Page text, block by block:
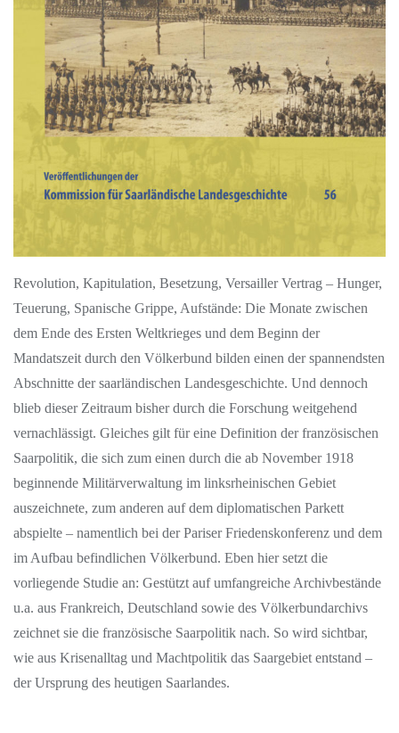
Revolution, Kapitulation, Besetzung, Versailler Vertrag – Hunger,
Teuerung, Spanische Grippe, Aufstände: Die Monate zwischen
dem Ende des Ersten Weltkrieges und dem Beginn der
Mandatszeit durch den Völkerbund bilden einen der spannendsten
Abschnitte der saarländischen Landesgeschichte. Und dennoch
blieb dieser Zeitraum bisher durch die Forschung weitgehend
vernachlässigt. Gleiches gilt für eine Definition der französischen
Saarpolitik, die sich zum einen durch die ab November 1918
beginnende Militärverwaltung im linksrheinischen Gebiet
auszeichnete, zum anderen auf dem diplomatischen Parkett
abspielte – namentlich bei der Pariser Friedenskonferenz und dem
im Aufbau befindlichen Völkerbund. Eben hier setzt die
vorliegende Studie an: Gestützt auf umfangreiche Archivbestände
u.a. aus Frankreich, Deutschland sowie des Völkerbundarchivs
zeichnet sie die französische Saarpolitik nach. So wird sichtbar,
wie aus Krisenalltag und Machtpolitik das Saargebiet entstand –
der Ursprung des heutigen Saarlandes.